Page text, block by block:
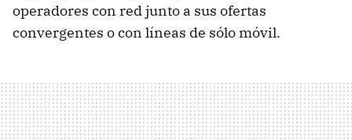
operadores con red junto a sus ofertas
convergentes o con líneas de sólo móvil.